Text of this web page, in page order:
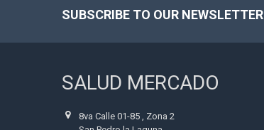
SUBSCRIBE TO OUR NEWSLETTER
SALUD MERCADO
8va Calle 01-85 , Zona 2